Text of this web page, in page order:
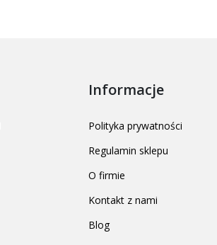
Informacje
Polityka prywatności
Regulamin sklepu
O firmie
Kontakt z nami
Blog